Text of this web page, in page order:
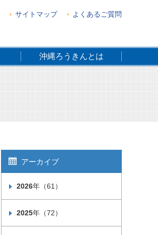
サイトマップ よくあるご質問
沖縄ろうきんとは
アーカイブ
2026年（61）
2025年（72）